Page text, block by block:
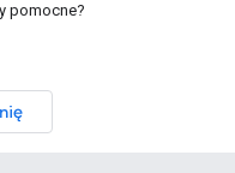
pomocne?